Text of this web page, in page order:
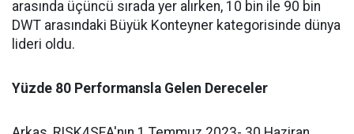
arasında üçüncü sırada yer alırken, 10 bin ile 90 bin
DWT arasındaki Büyük Konteyner kategorisinde dünya
lideri oldu.
Yüzde 80 Performansla Gelen Dereceler